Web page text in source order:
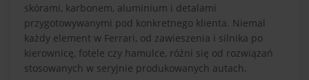
skórami, karbonem, aluminium i detalami
przygotowywanymi pod konkretnego klienta. Niemal
każdy element w Ferrari, od zawieszenia i silnika po
kierownicę, fotele czy hamulce, różni się od rozwiązań
stosowanych w seryjnie produkowanych autach.